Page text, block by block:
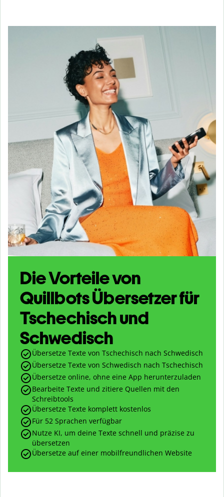
Die Vorteile von
Quillbots Übersetzer für
Tschechisch und
Schwedisch
Übersetze Texte von Tschechisch nach Schwedisch
Übersetze Texte von Schwedisch nach Tschechisch
Übersetze online, ohne eine App herunterzuladen
Bearbeite Texte und zitiere Quellen mit den
Schreibtools
Übersetze Texte komplett kostenlos
Für 52 Sprachen verfügbar
Nutze KI, um deine Texte schnell und präzise zu
übersetzen
Übersetze auf einer mobilfreundlichen Website